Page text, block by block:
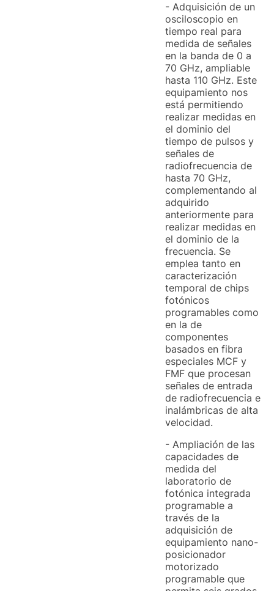
- Adquisición de un
osciloscopio en
tiempo real para
medida de señales
en la banda de 0 a
70 GHz, ampliable
hasta 110 GHz. Este
equipamiento nos
está permitiendo
realizar medidas en
el dominio del
tiempo de pulsos y
señales de
radiofrecuencia de
hasta 70 GHz,
complementando al
adquirido
anteriormente para
realizar medidas en
el dominio de la
frecuencia. Se
emplea tanto en
caracterización
temporal de chips
fotónicos
programables como
en la de
componentes
basados en fibra
especiales MCF y
FMF que procesan
señales de entrada
de radiofrecuencia e
inalámbricas de alta
velocidad.
- Ampliación de las
capacidades de
medida del
laboratorio de
fotónica integrada
programable a
través de la
adquisición de
equipamiento nano-
posicionador
motorizado
programable que